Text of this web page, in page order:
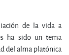
de la vida a
ha sido un tema
del alma platónica